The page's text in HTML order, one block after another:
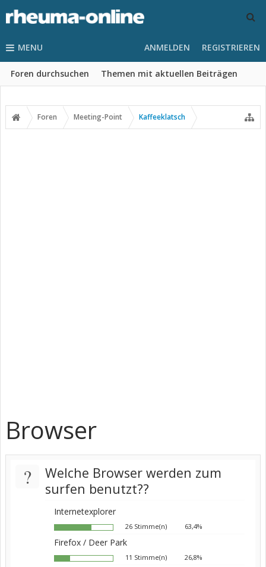
MENU
Foren durchsuchen Themen mit aktuellen Beiträgen
ANMELDEN REGISTRIEREN
Foren Meeting-Point Kaffeeklatsch
Browser
?
Welche Browser werden zum
surfen benutzt??
Internetexplorer
26 Stimme(n) 63,4%
Firefox / Deer Park
11 Stimme(n) 26,8%